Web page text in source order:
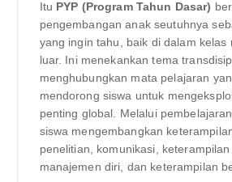
Itu PYP (Program Tahun Dasar)
pengembangan anak seutuhnya
yang ingin tahu, baik di dalam kelas
luar. Ini menekankan tema
menghubungkan mata pelajaran
mendorong siswa untuk
penting global. Melalui
siswa mengembangkan
penelitian, komunikasi, keterampilan
manajemen diri, dan keterampilan